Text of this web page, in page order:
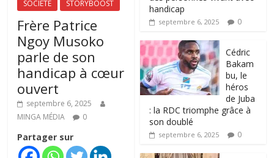
SOCIETE
STORYBOOST
Frère Patrice
Ngoy Musoko
parle de son
handicap à cœur
ouvert
septembre 6, 2025
MINGA MÉDIA
0
Partager sur
handicap
septembre 6, 2025 0
‎Cédric
Bakam
bu, le
héros
de Juba
: la RDC triomphe grâce à
son doublé
septembre 6, 2025 0